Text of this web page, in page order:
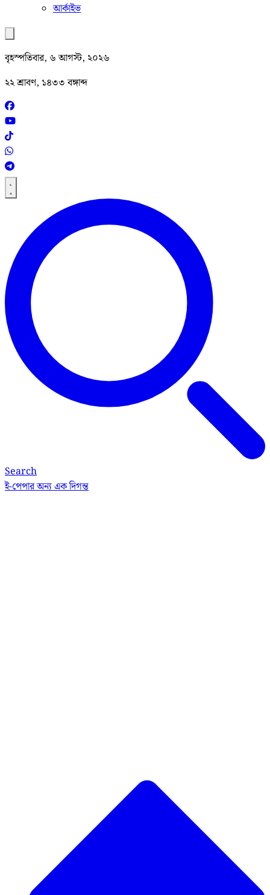
আর্কাইভ
বৃহস্পতিবার, ৬ আগস্ট, ২০২৬
২২ শ্রাবণ, ১৪৩৩ বঙ্গাব্দ
Search
ই-পেপারঅন্য এক দিগন্ত